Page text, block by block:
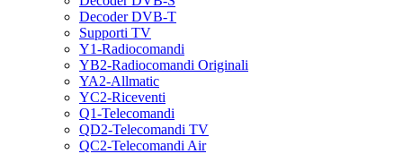
Decoder DVB-T
Supporti TV
Y1-Radiocomandi
YB2-Radiocomandi Originali
YA2-Allmatic
YC2-Riceventi
Q1-Telecomandi
QD2-Telecomandi TV
QC2-Telecomandi Air